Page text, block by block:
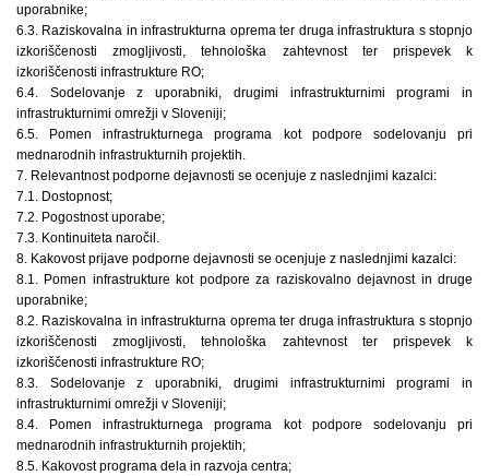
uporabnike;
6.3. Raziskovalna in infrastrukturna oprema ter druga infrastruktura s stopnjo
izkoriščenosti zmogljivosti, tehnološka zahtevnost ter prispevek k
izkoriščenosti infrastrukture RO;
6.4. Sodelovanje z uporabniki, drugimi infrastrukturnimi programi in
infrastrukturnimi omrežji v Sloveniji;
6.5. Pomen infrastrukturnega programa kot podpore sodelovanju pri
mednarodnih infrastrukturnih projektih.
7. Relevantnost podporne dejavnosti se ocenjuje z naslednjimi kazalci:
7.1. Dostopnost;
7.2. Pogostnost uporabe;
7.3. Kontinuiteta naročil.
8. Kakovost prijave podporne dejavnosti se ocenjuje z naslednjimi kazalci:
8.1. Pomen infrastrukture kot podpore za raziskovalno dejavnost in druge
uporabnike;
8.2. Raziskovalna in infrastrukturna oprema ter druga infrastruktura s stopnjo
izkoriščenosti zmogljivosti, tehnološka zahtevnost ter prispevek k
izkoriščenosti infrastrukture RO;
8.3. Sodelovanje z uporabniki, drugimi infrastrukturnimi programi in
infrastrukturnimi omrežji v Sloveniji;
8.4. Pomen infrastrukturnega programa kot podpore sodelovanju pri
mednarodnih infrastrukturnih projektih;
8.5. Kakovost programa dela in razvoja centra;